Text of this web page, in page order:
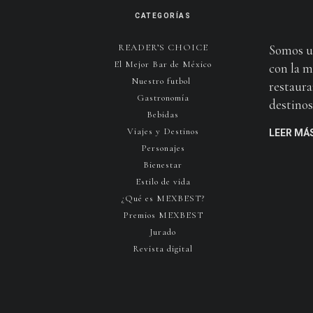
CATEGORÍAS
READER’S CHOICE
El Mejor Bar de México
Nuestro futbol
Gastronomía
Bebidas
Viajes y Destinos
Personajes
Bienestar
Estilo de vida
¿Qué es MEXBEST?
Premios MEXBEST
Jurado
Revista digital
Somos
con la
LEER